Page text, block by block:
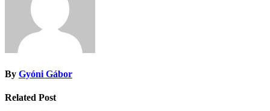
By Gyóni Gábor
Related Post